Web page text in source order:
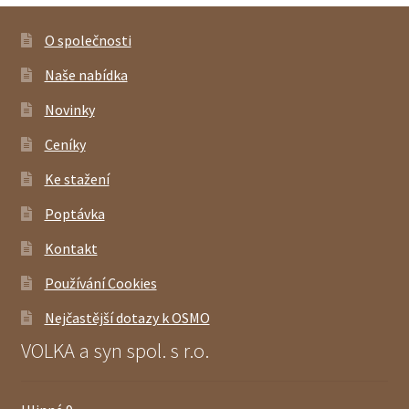
O společnosti
Naše nabídka
Novinky
Ceníky
Ke stažení
Poptávka
Kontakt
Používání Cookies
Nejčastější dotazy k OSMO
VOLKA a syn spol. s r.o.